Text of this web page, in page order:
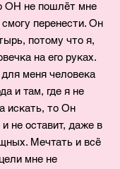
ОН не пошлёт мне
перенести. Он
потому что я,
на его руках.
меня человека
и там, где я не
искать, то Он
не оставит, даже в
Мечтать и всё
мне не